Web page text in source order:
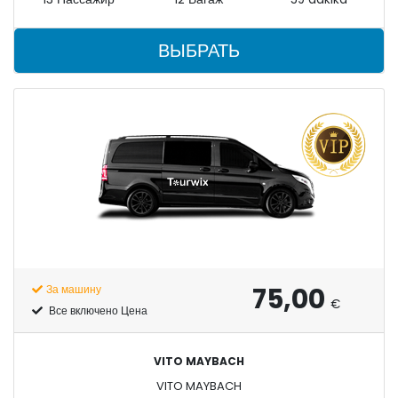
ВЫБРАТЬ
За машину
Все включено Цена
75,00 €
VITO MAYBACH
VITO MAYBACH